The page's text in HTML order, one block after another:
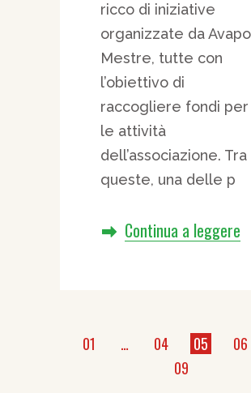
ricco di iniziative
organizzate da Avapo
Mestre, tutte con
l’obiettivo di
raccogliere fondi per
le attività
dell’associazione. Tra
queste, una delle p
Continua a leggere
Paginazione
01 … 04 05 06
09